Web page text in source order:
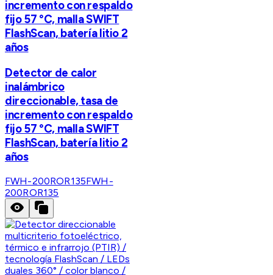
incremento con respaldo
fijo 57 °C, malla SWIFT
FlashScan, batería litio 2
años
Detector de calor
inalámbrico
direccionable, tasa de
incremento con respaldo
fijo 57 °C, malla SWIFT
FlashScan, batería litio 2
años
FWH-200ROR135FWH-
200ROR135